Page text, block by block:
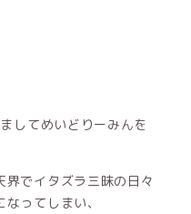
してめいどりーみんを
界でイタズラ三昧の日々
ってしまい、